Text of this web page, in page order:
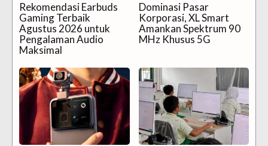
Rekomendasi Earbuds
Gaming Terbaik
Agustus 2026 untuk
Pengalaman Audio
Maksimal
Dominasi Pasar
Korporasi, XL Smart
Amankan Spektrum 90
MHz Khusus 5G